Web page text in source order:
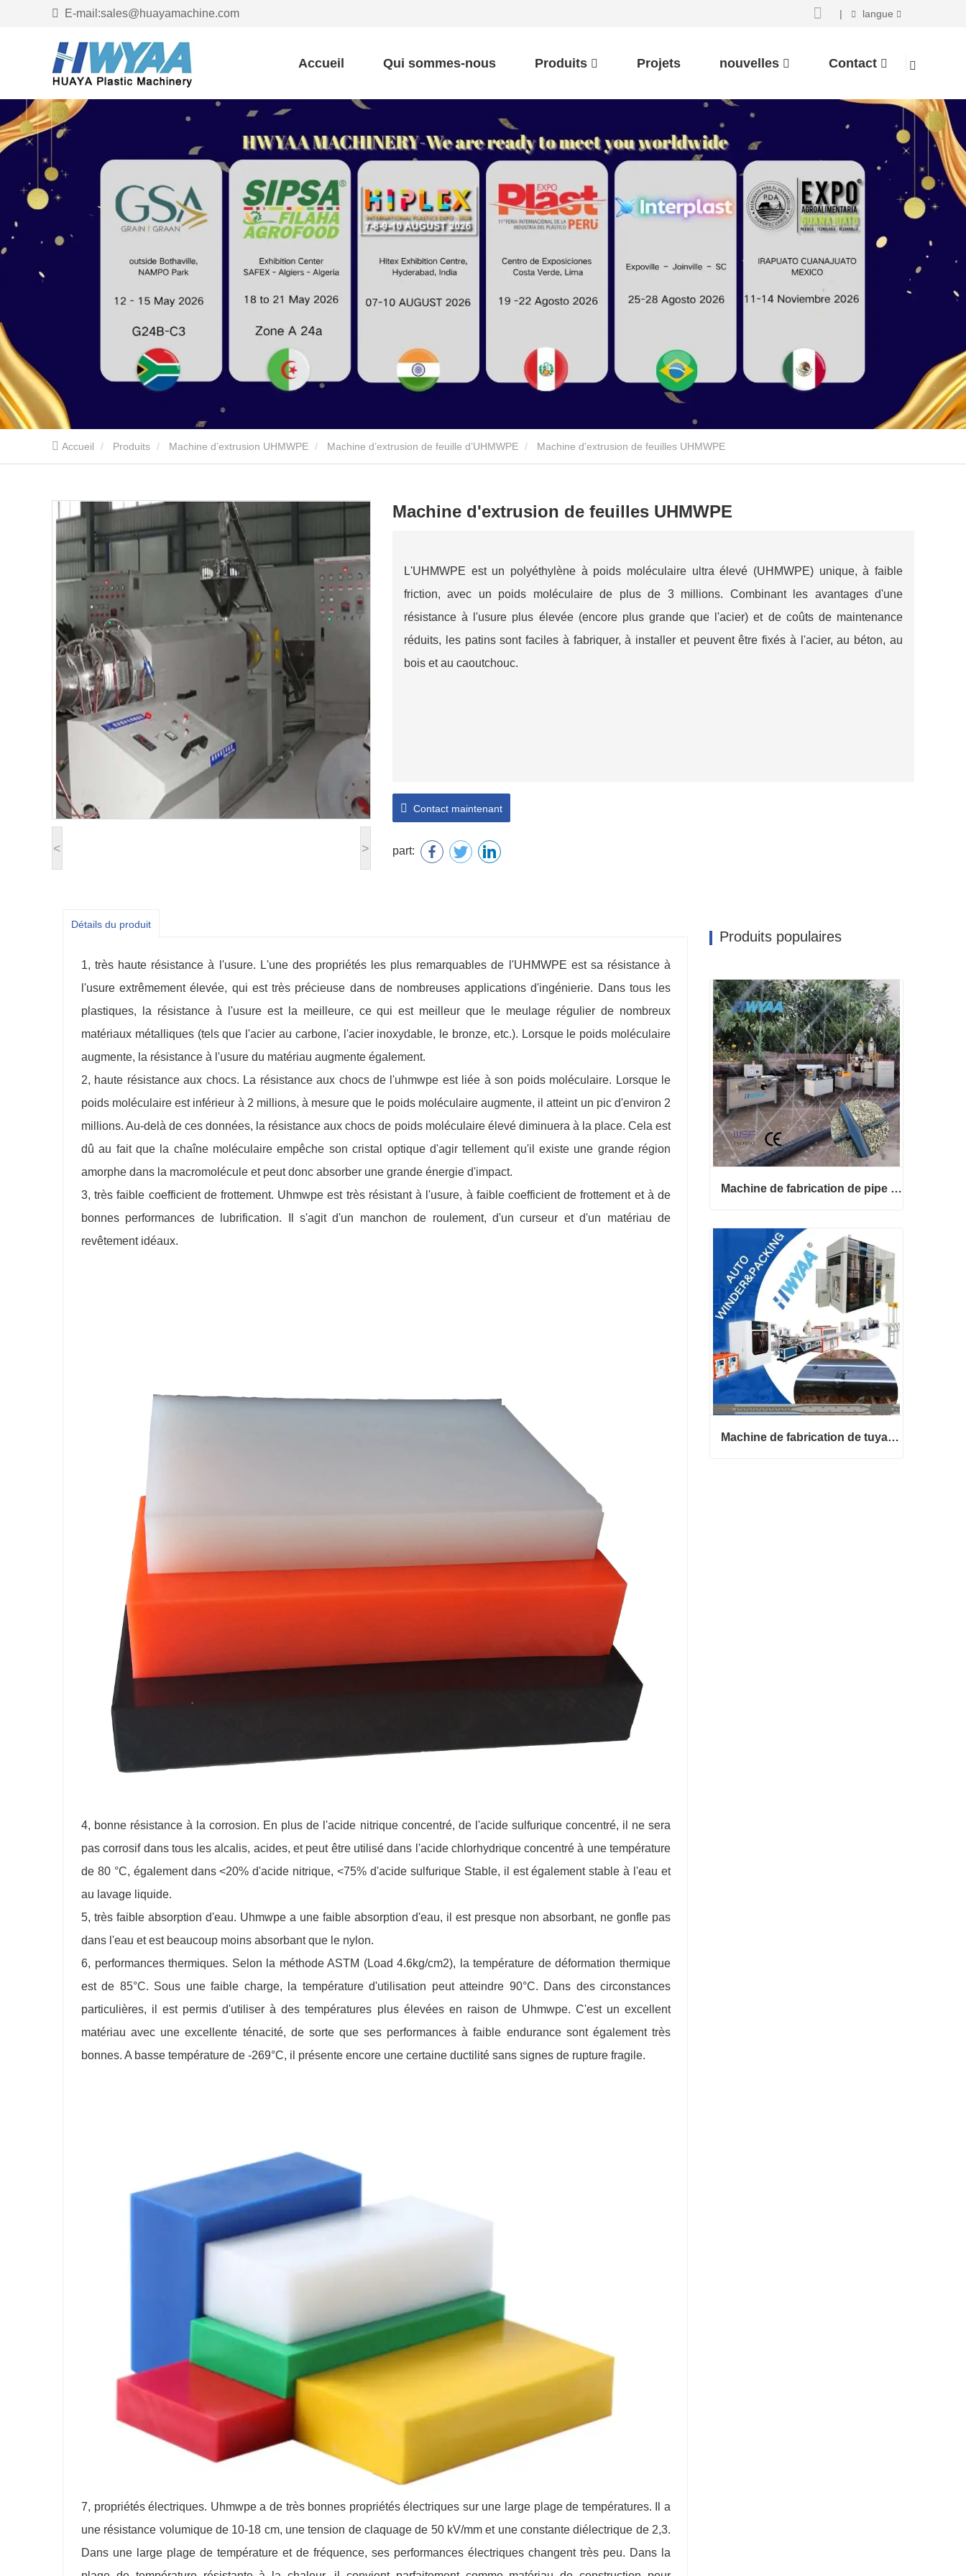
E-mail:sales@huayamachine.com | langue
Accueil Qui sommes-nous Produits Projets nouvelles Contact
Accueil Produits Machine d’extrusion UHMWPE Machine d’extrusion de feuille d’UHMWPE Machine d'extrusion de feuilles UHMWPE
< >
Machine d'extrusion de feuilles UHMWPE
L'UHMWPE est un polyéthylène à poids moléculaire ultra élevé (UHMWPE) unique, à faible
friction, avec un poids moléculaire de plus de 3 millions. Combinant les avantages d'une
résistance à l'usure plus élevée (encore plus grande que l'acier) et de coûts de maintenance
réduits, les patins sont faciles à fabriquer, à installer et peuvent être fixés à l'acier, au béton, au
bois et au caoutchouc.
Contact maintenant
part:
Détails du produit
1, très haute résistance à l'usure. L'une des propriétés les plus remarquables de l'UHMWPE est sa résistance à
l'usure extrêmement élevée, qui est très précieuse dans de nombreuses applications d'ingénierie. Dans tous les
plastiques, la résistance à l'usure est la meilleure, ce qui est meilleur que le meulage régulier de nombreux
matériaux métalliques (tels que l'acier au carbone, l'acier inoxydable, le bronze, etc.). Lorsque le poids moléculaire
augmente, la résistance à l'usure du matériau augmente également.
2, haute résistance aux chocs. La résistance aux chocs de l'uhmwpe est liée à son poids moléculaire. Lorsque le
poids moléculaire est inférieur à 2 millions, à mesure que le poids moléculaire augmente, il atteint un pic d'environ 2
millions. Au-delà de ces données, la résistance aux chocs de poids moléculaire élevé diminuera à la place. Cela est
dû au fait que la chaîne moléculaire empêche son cristal optique d'agir tellement qu'il existe une grande région
amorphe dans la macromolécule et peut donc absorber une grande énergie d'impact.
3, très faible coefficient de frottement. Uhmwpe est très résistant à l'usure, à faible coefficient de frottement et à de
bonnes performances de lubrification. Il s'agit d'un manchon de roulement, d'un curseur et d'un matériau de
revêtement idéaux.
4, bonne résistance à la corrosion. En plus de l'acide nitrique concentré, de l'acide sulfurique concentré, il ne sera
pas corrosif dans tous les alcalis, acides, et peut être utilisé dans l'acide chlorhydrique concentré à une température
de 80 °C, également dans <20% d'acide nitrique, <75% d'acide sulfurique Stable, il est également stable à l'eau et
au lavage liquide.
5, très faible absorption d'eau. Uhmwpe a une faible absorption d'eau, il est presque non absorbant, ne gonfle pas
dans l'eau et est beaucoup moins absorbant que le nylon.
6, performances thermiques. Selon la méthode ASTM (Load 4.6kg/cm2), la température de déformation thermique
est de 85°C. Sous une faible charge, la température d'utilisation peut atteindre 90°C. Dans des circonstances
particulières, il est permis d'utiliser à des températures plus élevées en raison de Uhmwpe. C'est un excellent
matériau avec une excellente ténacité, de sorte que ses performances à faible endurance sont également très
bonnes. A basse température de -269°C, il présente encore une certaine ductilité sans signes de rupture fragile.
7, propriétés électriques. Uhmwpe a de très bonnes propriétés électriques sur une large plage de températures. Il a
une résistance volumique de 10-18 cm, une tension de claquage de 50 kV/mm et une constante diélectrique de 2,3.
Dans une large plage de température et de fréquence, ses performances électriques changent très peu. Dans la
Produits populaires
Machine de fabrication de pipe d’irrigation de goutte à goutte de micro-jet
Contact maintenant
Machine de fabrication de tuyaux d'irrigation goutte à goutte de type ruban en T